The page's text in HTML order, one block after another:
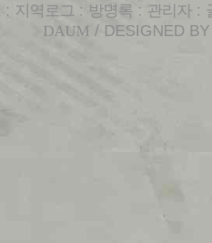
: 지역로그 : 방명록 : 관리자 :
DAUM / DESIGNED